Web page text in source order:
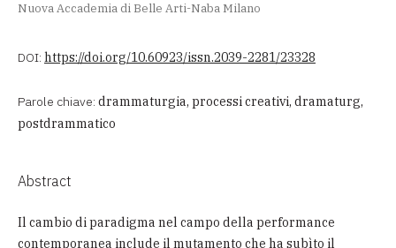
Nuova Accademia di Belle Arti-Naba Milano
DOI: https://doi.org/10.60923/issn.2039-2281/23328
Parole chiave: drammaturgia, processi creativi, dramaturg,
postdrammatico
Abstract
Il cambio di paradigma nel campo della performance
contemporanea include il mutamento che ha subìto il